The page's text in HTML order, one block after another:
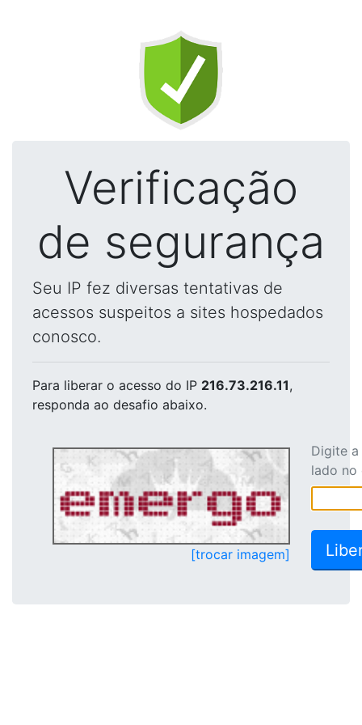
Verificação
de segurança
Seu IP fez diversas tentativas de
acessos suspeitos a sites hospedados
conosco.
Para liberar o acesso do IP 216.73.216.11,
responda ao desafio abaixo.
[trocar imagem]
Digite
lado no